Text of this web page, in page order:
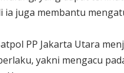
ia juga membantu
PP Jakarta Utara
yakni mengacu